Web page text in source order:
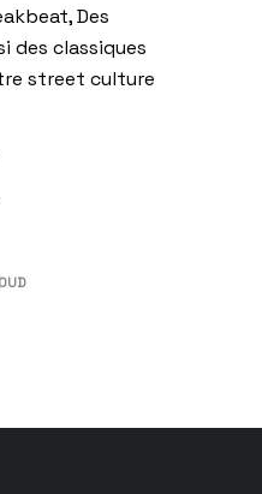
Des
des classiques
street culture